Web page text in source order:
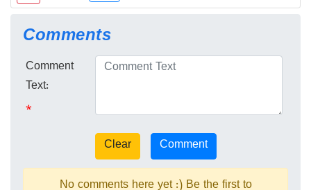
Comments
Comment
Text:
*
No comments here yet :) Be the first to